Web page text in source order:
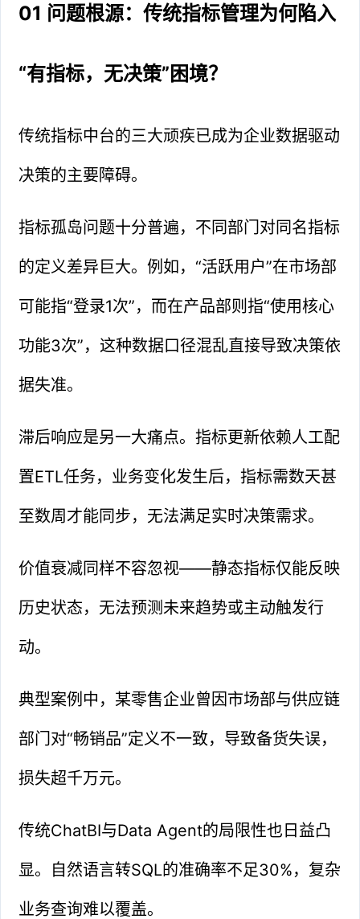
01 问题根源：传统指标管理为何陷入
“有指标，无决策”困境？
传统指标中台的三大顽疾已成为企业数据驱动
决策的主要障碍。
指标孤岛问题十分普遍，不同部门对同名指标
的定义差异巨大。例如，“活跃用户”在市场部
可能指“登录1次”，而在产品部则指“使用核心
功能3次”，这种数据口径混乱直接导致决策依
据失准。
滞后响应是另一大痛点。指标更新依赖人工配
置ETL任务，业务变化发生后，指标需数天甚
至数周才能同步，无法满足实时决策需求。
价值衰减同样不容忽视——静态指标仅能反映
历史状态，无法预测未来趋势或主动触发行
动。
典型案例中，某零售企业曾因市场部与供应链
部门对“畅销品”定义不一致，导致备货失误，
损失超千万元。
传统ChatBI与Data Agent的局限性也日益凸
显。自然语言转SQL的准确率不足30%，复杂
业务查询难以覆盖。